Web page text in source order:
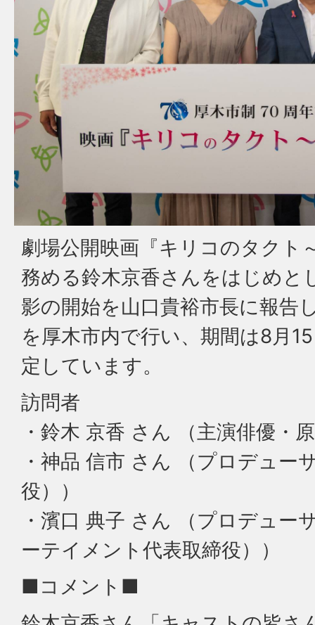
劇場公開映画『キリコのタクト
務める鈴木京香さんをはじめと
影の開始を山口貴裕市長に報告
を厚木市内で行い、期間は8月
定しています。
訪問者
・鈴木 京香 さん （主演俳優・
・神品 信市 さん （プロデュー
役））
・濱口 典子 さん （プロデュー
ーテイメント代表取締役））
■コメント■